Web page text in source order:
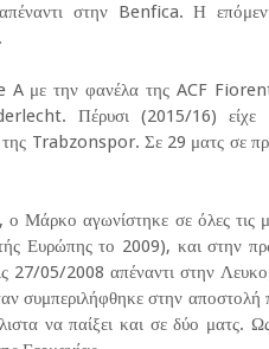
στην Benfica. Η
A με την φανέλα της ACF
Πέρυσι (2015/16) είχε
Trabzonspor. Σε 29 ματς σε
ο Μάρκο αγωνίστηκε σε όλες τις
Ευρώπης το 2009), και στην
27/05/2008 απέναντι στην
συμπεριλήφθηκε στην
να παίξει και σε δύο ματς.